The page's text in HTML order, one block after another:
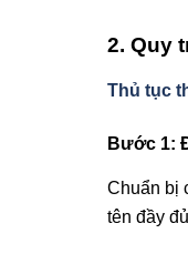
2. Quy
Thủ tục
Bước 1:
Chuẩn bị
tên đầy